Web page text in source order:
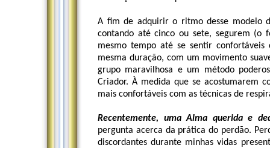
A fim de adquirir o ritmo desse modelo
contando até cinco ou sete, segurem (o
mesmo tempo até se sentir
mesma duração, com um movimento
grupo maravilhosa e um método
Criador. À medida que se acostumarem
mais confortáveis com as técnicas de
Recentemente, uma Alma querida e
pergunta acerca da prática do perdão.
discordantes durante minhas vidas